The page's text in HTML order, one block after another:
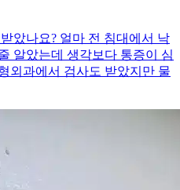
았나요? 얼마 전 침대에서 낙
알았는데 생각보다 통증이 심
외과에서 검사도 받았지만 물